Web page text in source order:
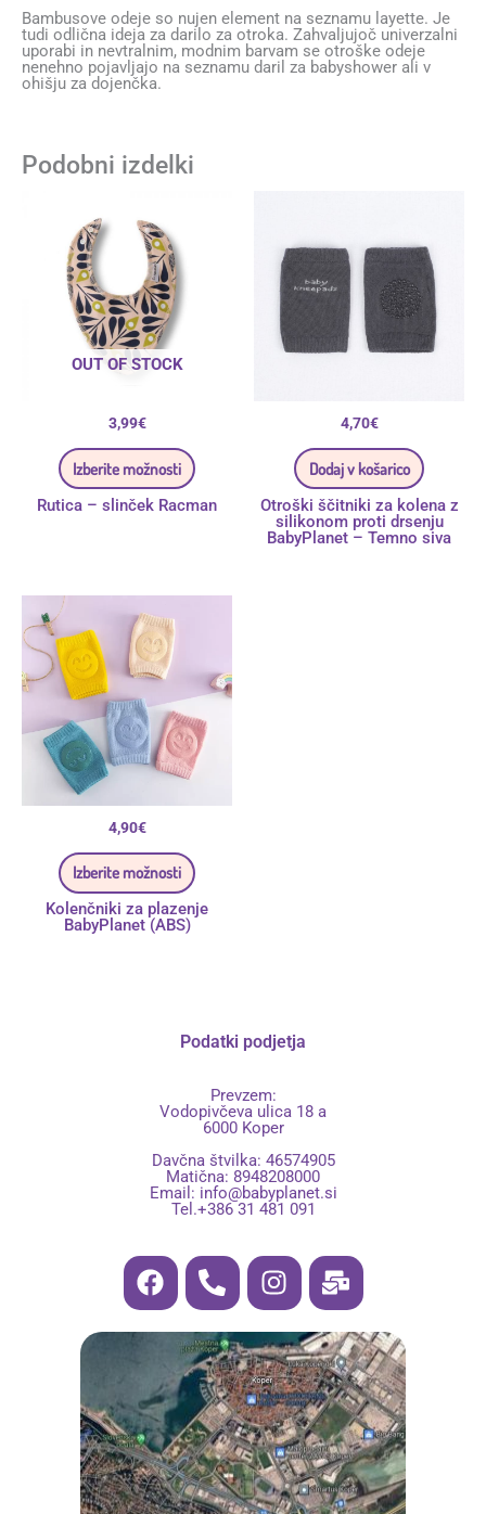
Bambusove odeje so nujen element na seznamu layette. Je
tudi odlična ideja za darilo za otroka. Zahvaljujoč univerzalni
uporabi in nevtralnim, modnim barvam se otroške odeje
nenehno pojavljajo na seznamu daril za babyshower ali v
ohišju za dojenčka.
Podobni izdelki
OUT OF STOCK
3,99€
Izberite možnosti
Rutica – slinček Racman
4,70€
Dodaj v košarico
Otroški ščitniki za kolena z
silikonom proti drsenju
BabyPlanet – Temno siva
4,90€
Izberite možnosti
Ta
Možnosti
lahko
izberete
na
strani
izdelka
Kolenčniki za plazenje
BabyPlanet (ABS)
Podatki podjetja
Prevzem:
Vodopivčeva ulica 18 a
6000 Koper
Davčna štvilka: 46574905
Matična: 8948208000
Email: info@babyplanet.si
Tel.+386 31 481 091
F
a
b
o
o
k
P
h
n
e
-
a
l
t
I
n
t
a
g
r
a
m
M
a
l
-
b
u
l
k